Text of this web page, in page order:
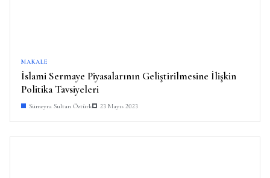
MAKALE
İslami Sermaye Piyasalarının Geliştirilmesine İlişkin
Politika Tavsiyeleri
Sümeyra Sultan Öztürk 23 Mayıs 2023